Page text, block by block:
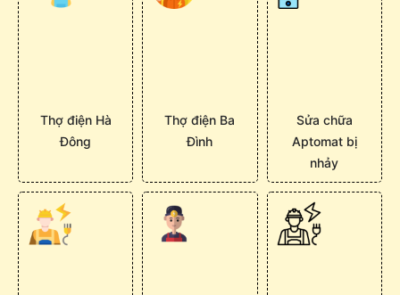
Thợ điện Hà
Đông
Thợ điện Ba
Đình
Sửa chữa
Aptomat bị
nhảy